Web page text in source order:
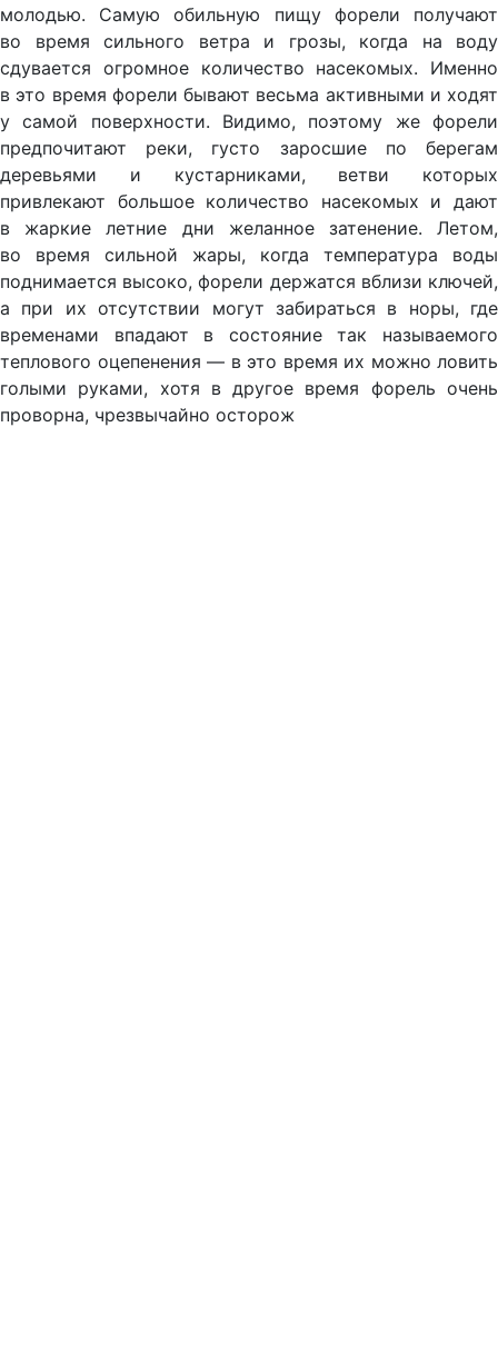
молодью. Самую обильную пищу форели получают
во время сильного ветра и грозы, когда на воду
сдувается огромное количество насекомых. Именно
в это время форели бывают весьма активными и ходят
у самой поверхности. Видимо, поэтому же форели
предпочитают реки, густо заросшие по берегам
деревьями и кустарниками, ветви которых
привлекают большое количество насекомых и дают
в жаркие летние дни желанное затенение. Летом,
во время сильной жары, когда температура воды
поднимается высоко, форели держатся вблизи ключей,
а при их отсутствии могут забираться в норы, где
временами впадают в состояние так называемого
теплового оцепенения — в это время их можно ловить
голыми руками, хотя в другое время форель очень
проворна, чрезвычайно осторож